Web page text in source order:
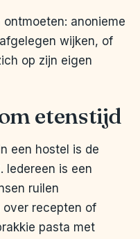
anonieme
wijken, of
op zijn eigen
etenstijd
een hostel is de
Iedereen is een
ruilen
recepten of
pasta met